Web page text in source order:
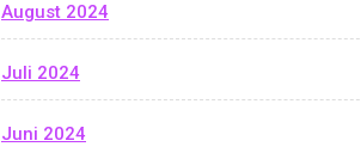
August 2024
Juli 2024
Juni 2024